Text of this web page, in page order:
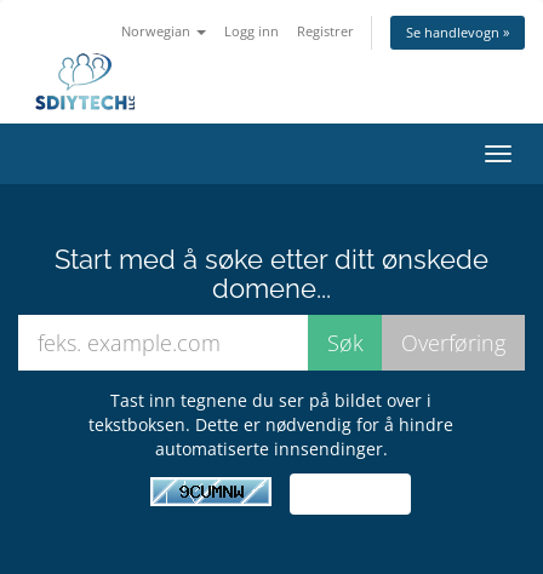
Norwegian Logg inn Registrer Se handlevogn »
Bytt
Start med å søke etter ditt ønskede
domene...
Tast inn tegnene du ser på bildet over i
tekstboksen. Dette er nødvendig for å hindre
automatiserte innsendinger.